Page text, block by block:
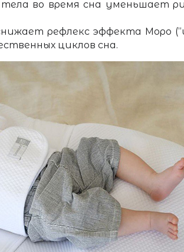
во время сна уменьшает
рефлекс эффекта Моро
циклов сна.